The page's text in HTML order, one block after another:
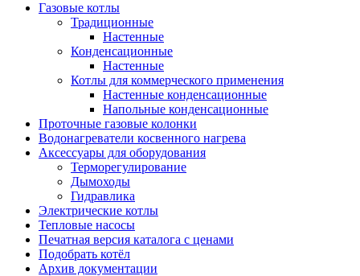
Газовые котлы
Традиционные
Настенные
Конденсационные
Настенные
Котлы для коммерческого применения
Настенные конденсационные
Напольные конденсационные
Проточные газовые колонки
Водонагреватели косвенного нагрева
Аксессуары для оборудования
Терморегулирование
Дымоходы
Гидравлика
Электрические котлы
Тепловые насосы
Печатная версия каталога с ценами
Подобрать котёл
Архив документации